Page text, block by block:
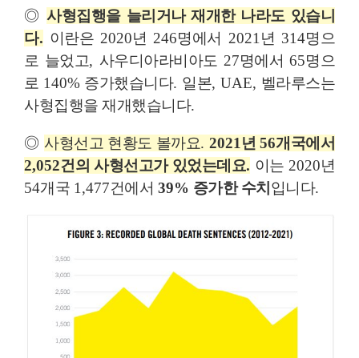
◎사형집행을 늘리거나 재개한 나라도 있습니
다. 이란은2020년246명에서 2021년 314명으
로 늘었고, 사우디아라비아도 27명에서 65명으
로 140% 증가했습니다. 일본, UAE, 벨라루스는
사형집행을 재개했습니다.
◎ 사형선고 현황도 볼까요. 2021년 56개국에서
2,052건의 사형선고가 있었는데요. 이는 2020년
54개국 1,477건에서 39% 증가한 수치 입니다.